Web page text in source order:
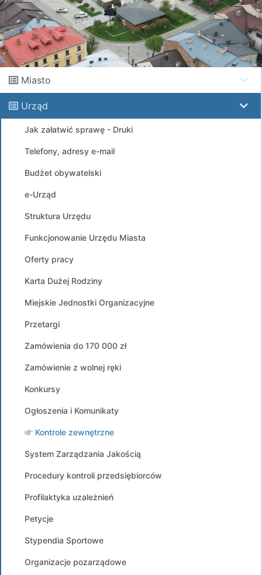
Miasto
Urząd
Jak załatwić sprawę - Druki
Telefony, adresy e-mail
Budżet obywatelski
e-Urząd
Struktura Urzędu
Funkcjonowanie Urzędu Miasta
Oferty pracy
Karta Dużej Rodziny
Miejskie Jednostki Organizacyjne
Przetargi
Zamówienia do 170 000 zł
Zamówienie z wolnej ręki
Konkursy
Ogłoszenia i Komunikaty
Kontrole zewnętrzne
System Zarządzania Jakością
Procedury kontroli przedsiębiorców
Profilaktyka uzależnień
Petycje
Stypendia Sportowe
Organizacje pozarządowe